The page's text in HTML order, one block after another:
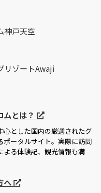
神戸天空
リゾートAwaji
ムとは？
心とした国内の厳選されたグ
ポータルサイト。実際に訪問
よる体験記、観光情報も満
へ